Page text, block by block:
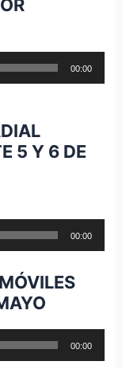
00:00
5 Y 6 DE
00:00
00:00